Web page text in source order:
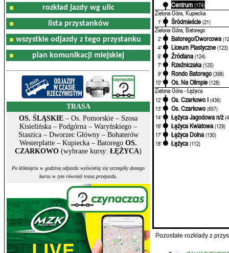
rozkład jazdy wg ulic
lista przystanków
wszystkie odjazdy z tego przystanku
plan komunikacji miejskiej
TRASA
OS. ŚLĄSKIE – Os. Pomorskie – Szosa
Kisielińska – Podgórna – Waryńskiego –
Staszica – Dworzec Główny – Bohaterów
Westerplatte – Kupiecka – Batorego OS.
CZARKOWO (wybrane kursy: ŁĘŻYCA)
Po kliknięciu w godzinę odjazdu wyświetlą się szczegóły danego
kursu w tym również trasa przejazdu.
Centrum (174)
Zielona Góra, Kupiecka
1' Śródmieście (21)
Zielona Góra, Batorego
2' Batorego/Dworcowa
4'
Liceum Plastyczne (123)
6'
Źródlana (124)
7'
Rzeźniczaka (125)
9'
Rondo Batorego (398)
10'
Os. Na Olimpie (128)
Zielona Góra - Łężyca
12' Os. Czarkowo I (436)
13'
Os. Czarkowo (657)
14'
Łężyca Jagodowa n/ż
16'
Łężyca Kwiatowa (129)
17'
Łężyca Dolna (130)
18'
Łężyca (112)
Pozostałe rozkłady z